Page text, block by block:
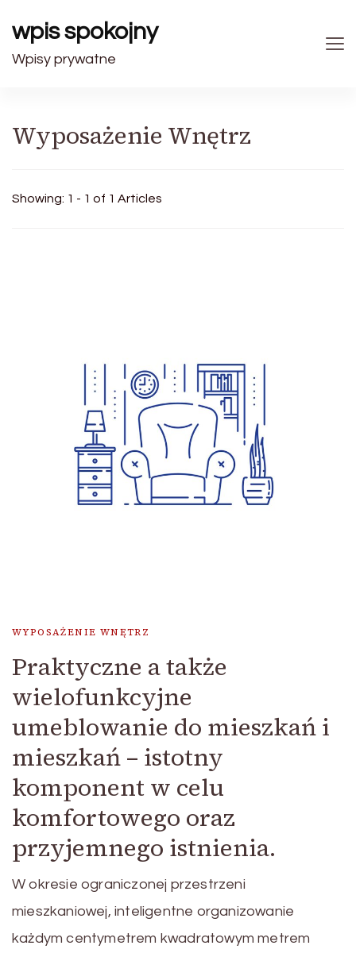
wpis spokojny
Wpisy prywatne
Wyposażenie Wnętrz
Showing: 1 - 1 of 1 Articles
WYPOSAŻENIE WNĘTRZ
Praktyczne a także
wielofunkcyjne
umeblowanie do mieszkań i
mieszkań – istotny
komponent w celu
komfortowego oraz
przyjemnego istnienia.
W okresie ograniczonej przestrzeni
mieszkaniowej, inteligentne organizowanie
każdym centymetrem kwadratowym metrem